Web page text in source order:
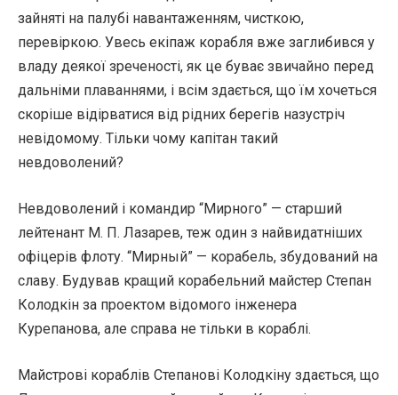
зайняті на палубі навантаженням, чисткою,
перевіркою. Увесь екіпаж корабля вже заглибився у
владу деякої зреченості, як це буває звичайно перед
дальніми плаваннями, і всім здається, що їм хочеться
скоріше відірватися від рідних берегів назустріч
невідомому. Тільки чому капітан такий
невдоволений?
Невдоволений і командир “Мирного” — старший
лейтенант М. П. Лазарев, теж один з найвидатніших
офіцерів флоту. “Мирный” — корабель, збудований на
славу. Будував кращий корабельний майстер Степан
Колодкін за проектом відомого інженера
Курепанова, але справа не тільки в кораблі.
Майстрові кораблів Степанові Колодкіну здається, що